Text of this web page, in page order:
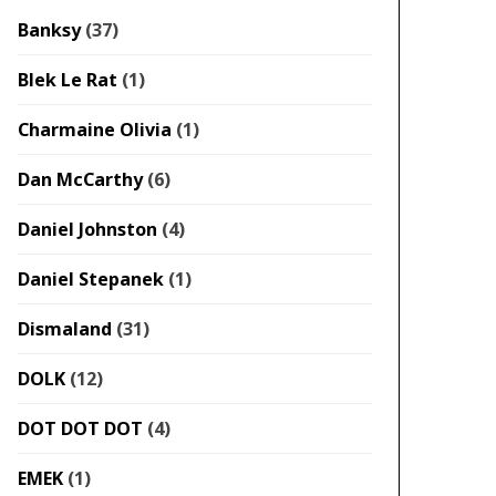
Banksy(37)
Blek Le Rat (1)
Charmaine Olivia (1)
Dan McCarthy(6)
Daniel Johnston (4)
Daniel Stepanek (1)
Dismaland (31)
DOLK (12)
DOT DOT DOT (4)
EMEK (1)